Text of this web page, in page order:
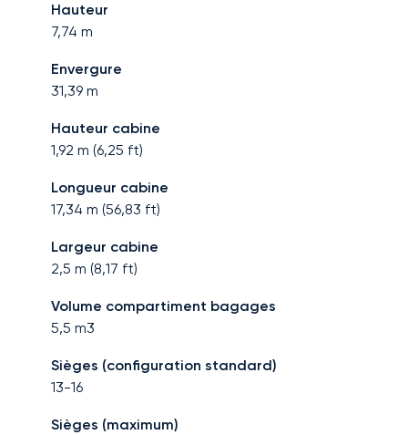
Hauteur
7,74 m
Envergure
31,39 m
Hauteur cabine
1,92 m (6,25 ft)
Longueur cabine
17,34 m (56,83 ft)
Largeur cabine
2,5 m (8,17 ft)
Volume compartiment bagages
5,5 m3
Sièges (configuration standard)
13-16
Sièges (maximum)